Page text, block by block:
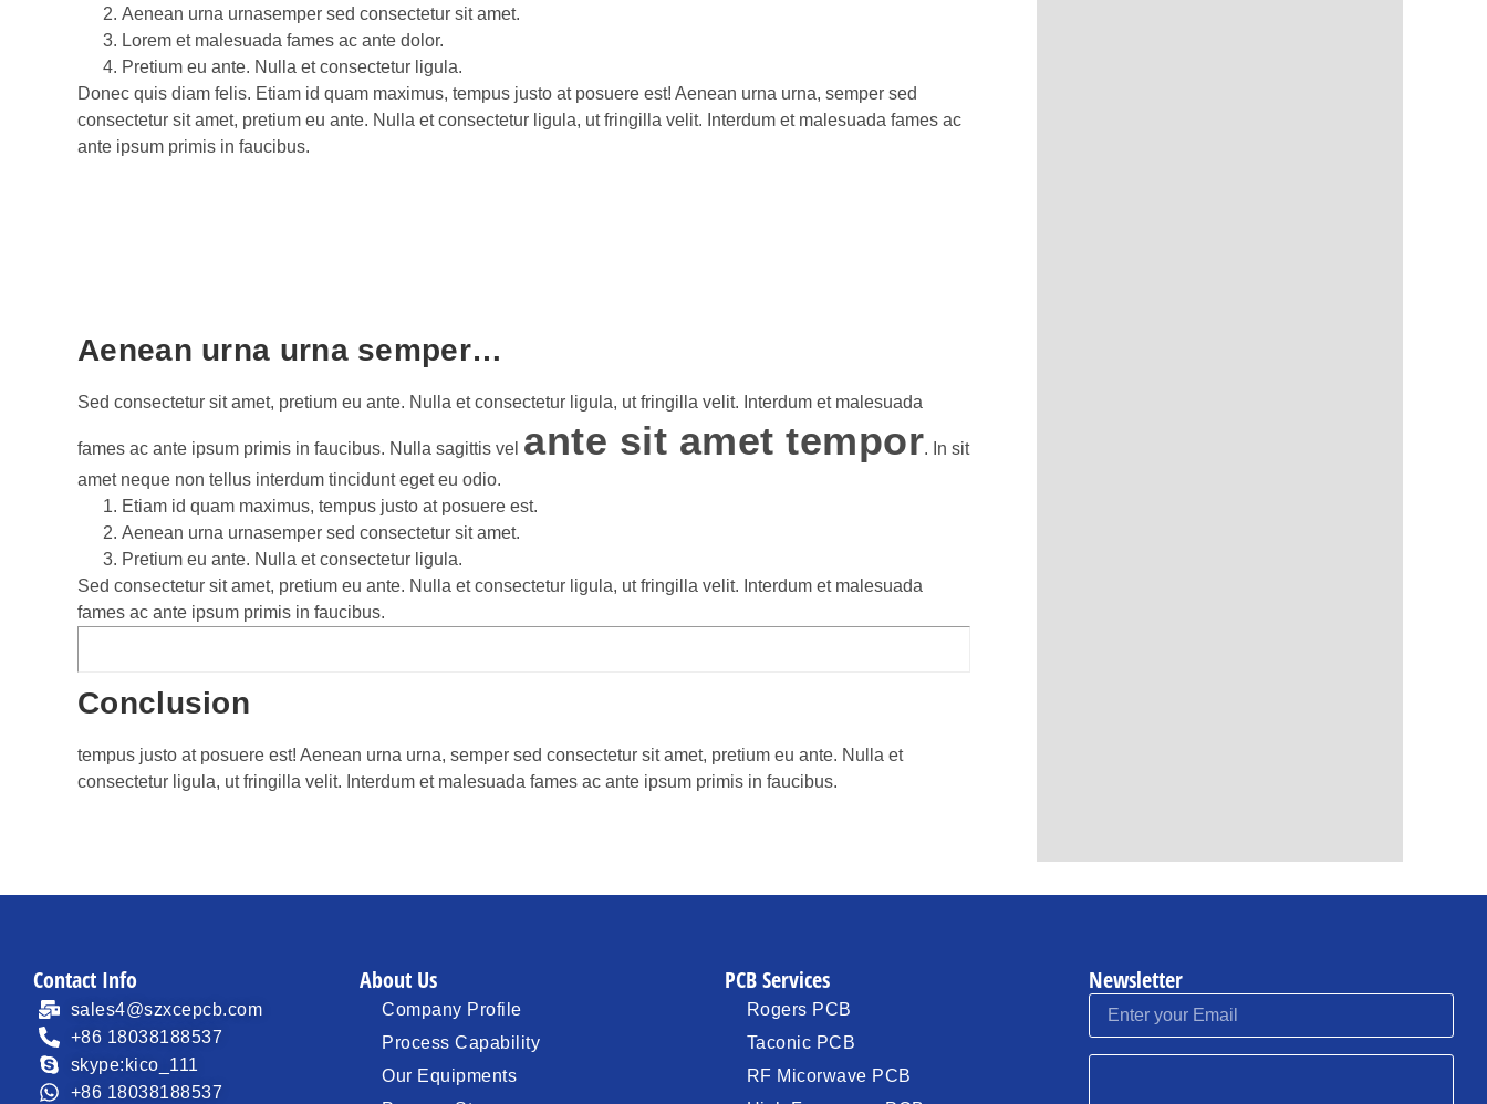
Aenean urna urnasemper sed consectetur sit amet.
Lorem et malesuada fames ac ante dolor.
Pretium eu ante. Nulla et consectetur ligula.
Donec quis diam felis. Etiam id quam maximus, tempus justo at posuere est! Aenean urna urna, semper sed
consectetur sit amet, pretium eu ante. Nulla et consectetur ligula, ut fringilla velit. Interdum et malesuada fames ac
ante ipsum primis in faucibus.
Aenean urna urna semper…
Sed consectetur sit amet, pretium eu ante. Nulla et consectetur ligula, ut fringilla velit. Interdum et malesuada
fames ac ante ipsum primis in faucibus. Nulla sagittis vel ante sit amet tempor. In sit
amet neque non tellus interdum tincidunt eget eu odio.
Etiam id quam maximus, tempus justo at posuere est.
Aenean urna urnasemper sed consectetur sit amet.
Pretium eu ante. Nulla et consectetur ligula.
Sed consectetur sit amet, pretium eu ante. Nulla et consectetur ligula, ut fringilla velit. Interdum et malesuada
fames ac ante ipsum primis in faucibus.
Conclusion
tempus justo at posuere est! Aenean urna urna, semper sed consectetur sit amet, pretium eu ante. Nulla et
consectetur ligula, ut fringilla velit. Interdum et malesuada fames ac ante ipsum primis in faucibus.
Contact Info
sales4@szxcepcb.com
+86 18038188537
skype:kico_111
+86 18038188537
About Us
Company Profile
Process Capability
Our Equipments
PCB Services
Rogers PCB
Taconic PCB
RF Micorwave PCB
Newsletter